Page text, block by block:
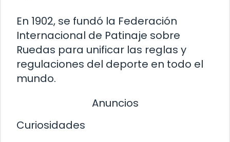
En 1902, se fundó la Federación
Internacional de Patinaje sobre
Ruedas para unificar las reglas y
regulaciones del deporte en todo el
mundo.
Anuncios
Curiosidades